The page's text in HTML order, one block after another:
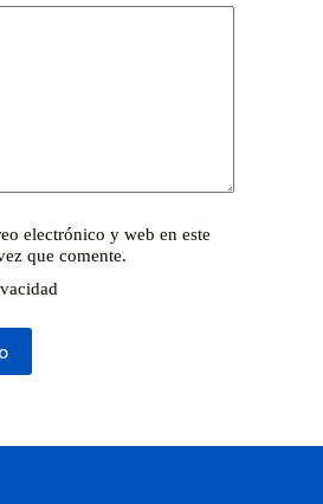
electrónico y web en este
que comente.